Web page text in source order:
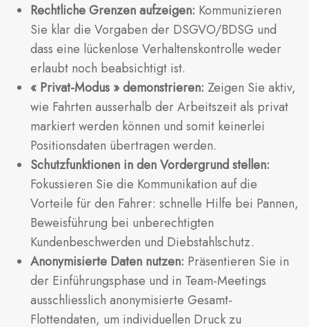
Rechtliche Grenzen aufzeigen: Kommunizieren
Sie klar die Vorgaben der DSGVO/BDSG und
dass eine lückenlose Verhaltenskontrolle weder
erlaubt noch beabsichtigt ist.
« Privat-Modus » demonstrieren: Zeigen Sie aktiv,
wie Fahrten ausserhalb der Arbeitszeit als privat
markiert werden können und somit keinerlei
Positionsdaten übertragen werden.
Schutzfunktionen in den Vordergrund stellen:
Fokussieren Sie die Kommunikation auf die
Vorteile für den Fahrer: schnelle Hilfe bei Pannen,
Beweisführung bei unberechtigten
Kundenbeschwerden und Diebstahlschutz.
Anonymisierte Daten nutzen: Präsentieren Sie in
der Einführungsphase und in Team-Meetings
ausschliesslich anonymisierte Gesamt-
Flottendaten, um individuellen Druck zu